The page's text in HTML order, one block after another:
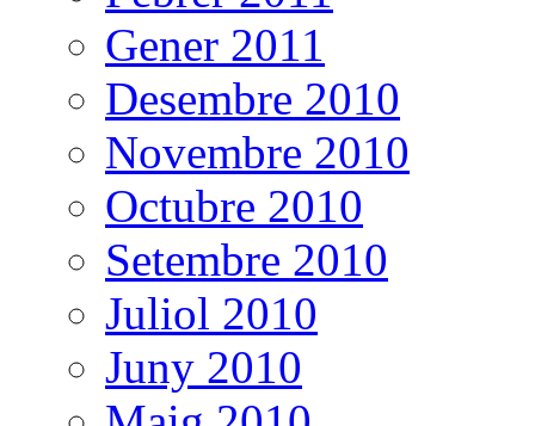
Gener 2011
Desembre 2010
Novembre 2010
Octubre 2010
Setembre 2010
Juliol 2010
Juny 2010